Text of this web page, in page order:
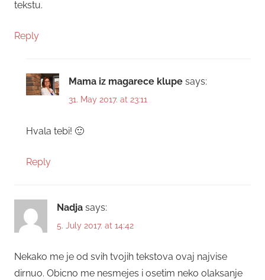
tekstu.
Reply
Mama iz magarece klupe says:
31. May 2017. at 23:11
Hvala tebi! 🙂
Reply
Nadja says:
5. July 2017. at 14:42
Nekako me je od svih tvojih tekstova ovaj najvise
dirnuo. Obicno me nesmejes i osetim neko olaksanje